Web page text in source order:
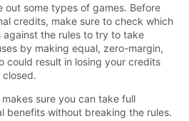
out some types of games. Before
credits, make sure to check which
the rules to try to take
by making equal, zero-margin,
could result in losing your credits
sure you can take full
benefits without breaking the rules.